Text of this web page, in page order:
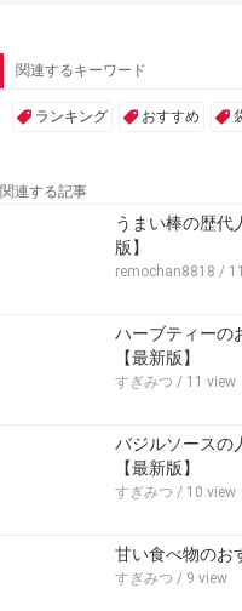
関連するキーワード
ランキング おすすめ
関連する記事
うまい棒の歴代
版】
remochan8818 /
ハーブティーの
【最新版】
すぎみつ / 11 view
バジルソースの
【最新版】
すぎみつ / 10 view
甘い食べ物のお
すぎみつ / 9 view